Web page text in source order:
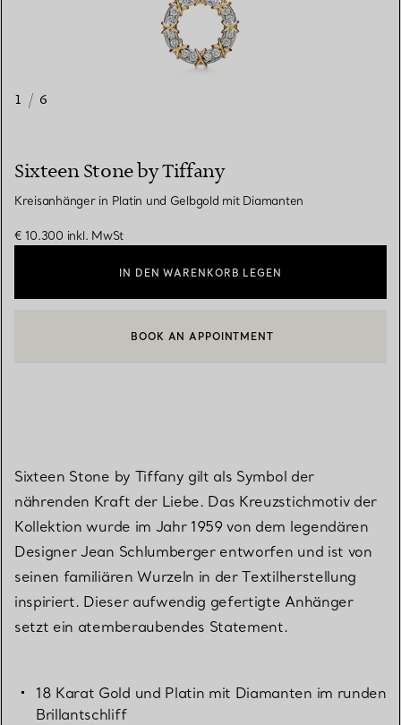
1 / 6
Sixteen Stone by Tiffany
Kreisanhänger in Platin und Gelbgold mit Diamanten
€ 10.300 inkl. MwSt
IN DEN WARENKORB LEGEN
EINEN KUNDENBERATER KONTAKTIEREN ODER EINEN
BOOK AN APPOINTMENT
Sixteen Stone by Tiffany gilt als Symbol der
nährenden Kraft der Liebe. Das Kreuzstichmotiv der
Kollektion wurde im Jahr 1959 von dem legendären
Designer Jean Schlumberger entworfen und ist von
seinen familiären Wurzeln in der Textilherstellung
inspiriert. Dieser aufwendig gefertigte Anhänger
setzt ein atemberaubendes Statement.
18 Karat Gold und Platin mit Diamanten im runden
Brillantschliff